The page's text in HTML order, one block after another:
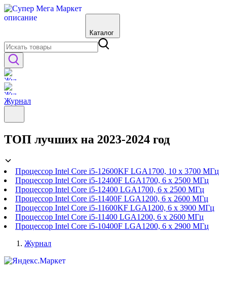
Каталог
Журнал
ТОП лучших на 2023-2024 год
Процессор Intel Core i5-12600KF LGA1700, 10 x 3700 МГц
Процессор Intel Core i5-12400F LGA1700, 6 x 2500 МГц
Процессор Intel Core i5-12400 LGA1700, 6 x 2500 МГц
Процессор Intel Core i5-11400F LGA1200, 6 x 2600 МГц
Процессор Intel Core i5-11600KF LGA1200, 6 x 3900 МГц
Процессор Intel Core i5-11400 LGA1200, 6 x 2600 МГц
Процессор Intel Core i5-10400F LGA1200, 6 x 2900 МГц
Журнал